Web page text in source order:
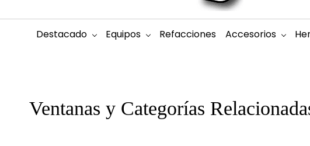
Destacado Equipos Refacciones Accesorios
Ventanas y Categorías